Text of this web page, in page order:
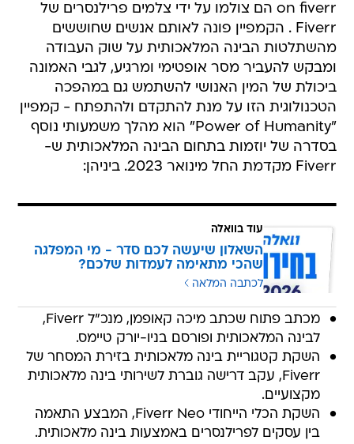
on fiverr הם צולמו על ידי צלמים פרילנסרים של
Fiverr . הקמפיין פונה לאותם אנשים שחוששים
מהשתלטות הבינה המלאכותית על שוק העבודה
ומבקש להעביר מסר אופטימי ומרגיע, לגבי האמונה
ביכולת של המין האנושי להשתמש גם במהפכה
הטכנולוגית הזו על מנת להתקדם ולהתפתח - קמפיין
"Power of Humanity" הוא מהלך משמעותי נוסף
בסדרה של יוזמות בתחום הבינה המלאכותית ש-
Fiverr מקדמת החל מינואר 2023. ביניהן:
עוד בוואלה
השאלון שיעשה לכם סדר - מי המפלגה
שהכי מתאימה לעמדות שלכם?
לכתבה המלאה
מכתב פתוח שכתב מיכה קאופמן, מנכ"ל Fiverr,
לבינה המלאכותית ופורסם בניו-יורק טיימס.
השקת קטגוריית בינה מלאכותית בזירת המסחר של
Fiverr, עקב דרישה גוברת לשירותי בינה מלאכותית
מקצועיים.
השקת הכלי הייחודי Fiverr Neo, המבצע התאמה
בין עסקים לפרילנסרים באמצעות בינה מלאכותית.